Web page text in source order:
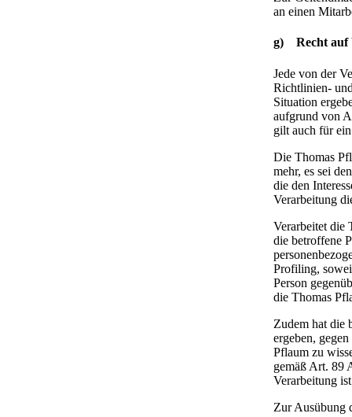
an einen
g) Recht auf
Jede von der
Richtlinien-
Situation
aufgrund von
gilt auch für
Die Thomas
mehr, es sei
die den
Verarbeitung
Verarbeitet die
die betroffene
Profiling,
Person
die Thomas
Zudem hat die
ergeben,
Pflaum zu
gemäß Art. 89
Verarbeitung
Zur Ausübung